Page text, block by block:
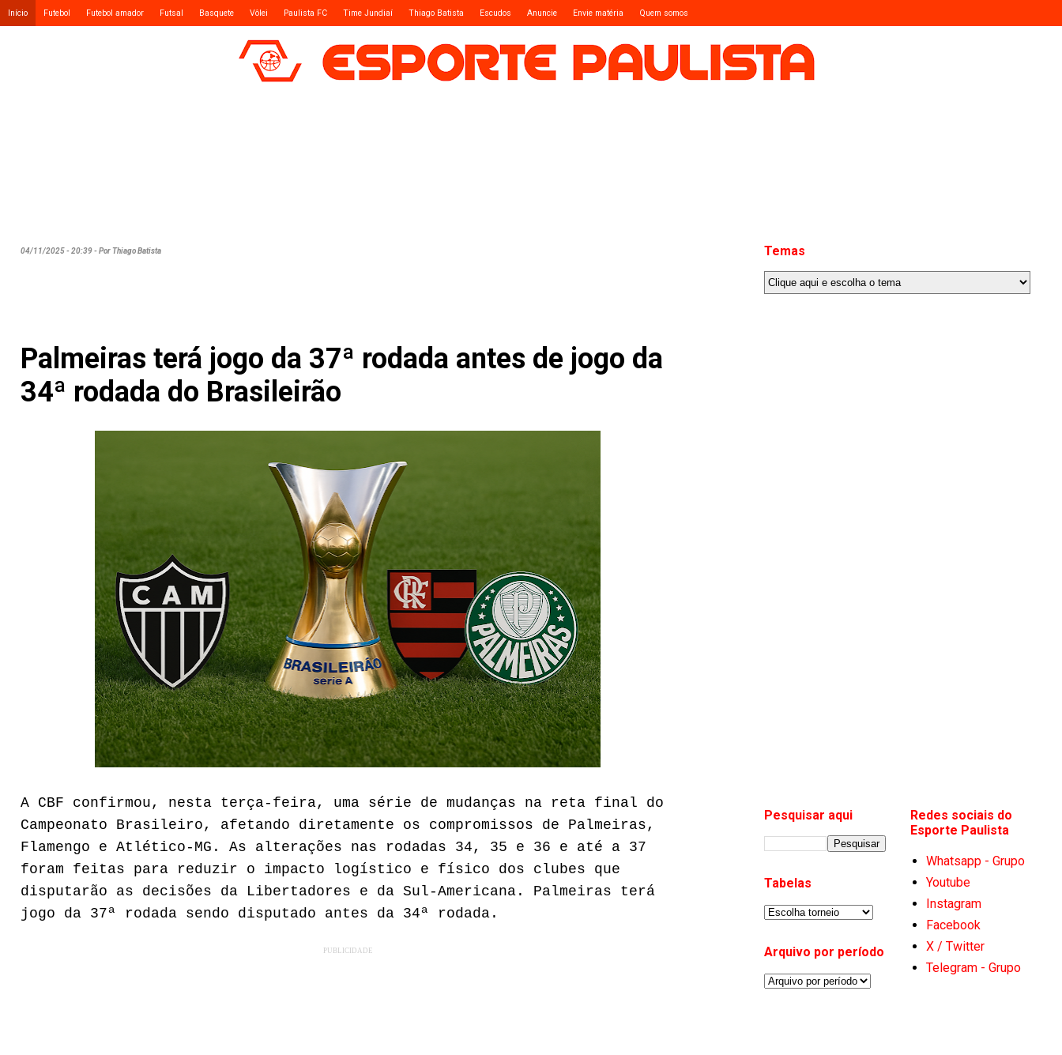
Início Futebol Futebol amador Futsal Basquete Vôlei Paulista FC Time Jundiaí Thiago Batista Escudos Anuncie Envie matéria Quem somos
04/11/2025 - 20:39 - Por Thiago Batista
Palmeiras terá jogo da 37ª rodada antes de jogo da
34ª rodada do Brasileirão
A CBF confirmou, nesta terça-feira, uma série de mudanças na reta final do
Campeonato Brasileiro, afetando diretamente os compromissos de Palmeiras,
Flamengo e Atlético-MG. As alterações nas rodadas 34, 35 e 36 e até a 37
foram feitas para reduzir o impacto logístico e físico dos clubes que
disputarão as decisões da Libertadores e da Sul-Americana. Palmeiras terá
jogo da 37ª rodada sendo disputado antes da 34ª rodada.
PUBLICIDADE
Temas
Pesquisar aqui
Tabelas
Arquivo por período
Redes sociais do
Esporte Paulista
Whatsapp - Grupo
Youtube
Instagram
Facebook
X / Twitter
Telegram - Grupo